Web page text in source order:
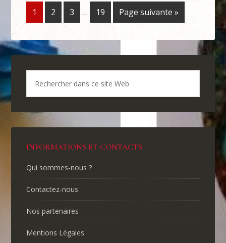
1 2 3 … 19 Page suivante »
INFORMATIONS ET CONTACTS
Qui sommes-nous ?
Contactez-nous
Nos partenaires
Mentions Légales